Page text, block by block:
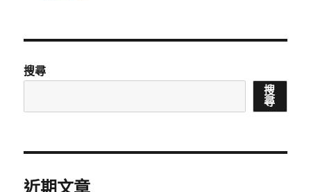
搜尋
搜
尋
近期文章